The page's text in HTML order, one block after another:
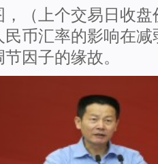
，（上个交易日收
民币汇率的影响在
因子的缘故。